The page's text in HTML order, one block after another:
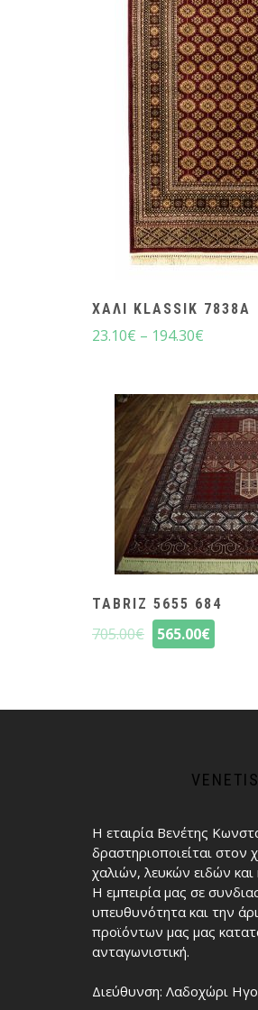
ΧΑΛΙ KLASSIK 7838A
23.10€ – 194.30€
TABRIZ 5655 684
705.00€ 565.00€
Η εταιρία Βενέτης
δραστηριοποιείται στον
χαλιών, λευκών ειδών
Η εμπειρία μας σε
υπευθυνότητα και την
προϊόντων μας μας
ανταγωνιστική.
Διεύθυνση: Λαδοχώρι